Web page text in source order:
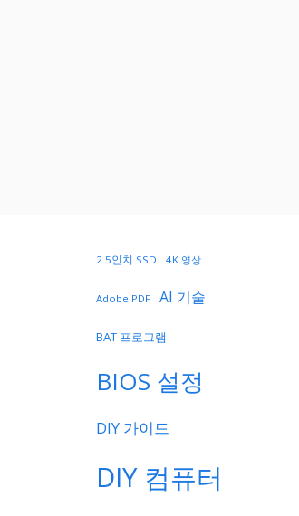
2.5인치 SSD 4K 영상
Adobe PDF AI 기술
BAT 프로그램
BIOS 설정
DIY 가이드
DIY 컴퓨터